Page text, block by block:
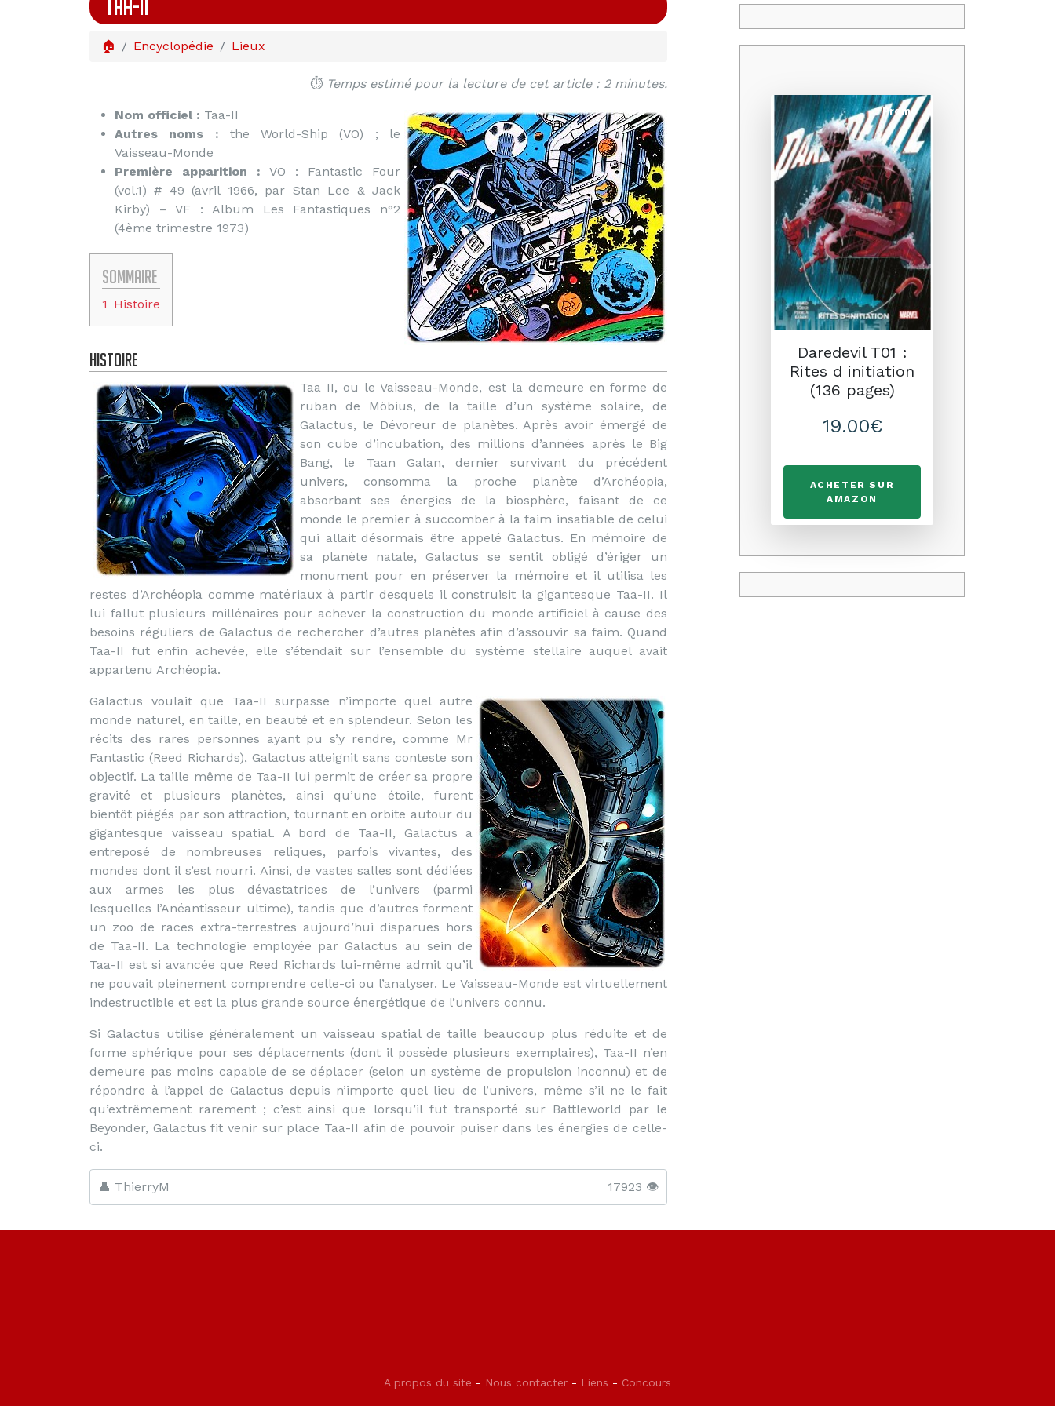
TAA-II
🏠 Encyclopédie Lieux
⏱️ Temps estimé pour la lecture de cet article : 2 minutes.
Nom officiel : Taa-II
Autres noms : the World-Ship (VO) ; le
Vaisseau-Monde
Première apparition : VO : Fantastic Four
(vol.1) # 49 (avril 1966, par Stan Lee & Jack
Kirby) – VF : Album Les Fantastiques n°2
(4ème trimestre 1973)
Sommaire
1 Histoire
Histoire
Taa II, ou le Vaisseau-Monde, est la demeure en forme de
ruban de Möbius, de la taille d’un système solaire, de
Galactus, le Dévoreur de planètes. Après avoir émergé de
son cube d’incubation, des millions d’années après le Big
Bang, le Taan Galan, dernier survivant du précédent
univers, consomma la proche planète d’Archéopia,
absorbant ses énergies de la biosphère, faisant de ce
monde le premier à succomber à la faim insatiable de celui
qui allait désormais être appelé Galactus. En mémoire de
sa planète natale, Galactus se sentit obligé d’ériger un
monument pour en préserver la mémoire et il utilisa les
restes d’Archéopia comme matériaux à partir desquels il construisit la gigantesque Taa-II. Il
lui fallut plusieurs millénaires pour achever la construction du monde artificiel à cause des
besoins réguliers de Galactus de rechercher d’autres planètes afin d’assouvir sa faim. Quand
Taa-II fut enfin achevée, elle s’étendait sur l’ensemble du système stellaire auquel avait
appartenu Archéopia.
Galactus voulait que Taa-II surpasse n’importe quel autre
monde naturel, en taille, en beauté et en splendeur. Selon les
récits des rares personnes ayant pu s’y rendre, comme Mr
Fantastic (Reed Richards), Galactus atteignit sans conteste son
objectif. La taille même de Taa-II lui permit de créer sa propre
gravité et plusieurs planètes, ainsi qu’une étoile, furent
bientôt piégés par son attraction, tournant en orbite autour du
gigantesque vaisseau spatial. A bord de Taa-II, Galactus a
entreposé de nombreuses reliques, parfois vivantes, des
mondes dont il s’est nourri. Ainsi, de vastes salles sont dédiées
aux armes les plus dévastatrices de l’univers (parmi
lesquelles l’Anéantisseur ultime), tandis que d’autres forment
un zoo de races extra-terrestres aujourd’hui disparues hors
de Taa-II. La technologie employée par Galactus au sein de
Taa-II est si avancée que Reed Richards lui-même admit qu’il
ne pouvait pleinement comprendre celle-ci ou l’analyser. Le Vaisseau-Monde est virtuellement
indestructible et est la plus grande source énergétique de l’univers connu.
Si Galactus utilise généralement un vaisseau spatial de taille beaucoup plus réduite et de
forme sphérique pour ses déplacements (dont il possède plusieurs exemplaires), Taa-II n’en
demeure pas moins capable de se déplacer (selon un système de propulsion inconnu) et de
répondre à l’appel de Galactus depuis n’importe quel lieu de l’univers, même s’il ne le fait
qu’extrêmement rarement ; c’est ainsi que lorsqu’il fut transporté sur Battleworld par le
Beyonder, Galactus fit venir sur place Taa-II afin de pouvoir puiser dans les énergies de celle-
ci.
👤 ThierryM 17923 👁️
Promo
Daredevil T01 :
Rites d initiation
(136 pages)
19.00€
ACHETER SUR
AMAZON
A propos du site - Nous contacter - Liens - Concours